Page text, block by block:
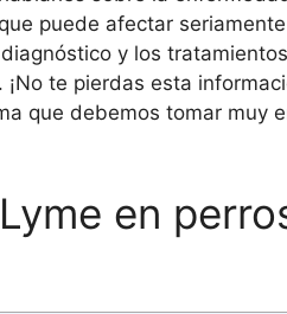
puede afectar
y los
te pierdas esta
que debemos tomar muy
en